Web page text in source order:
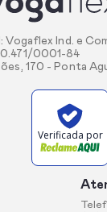
Vogaflex Ind. e
0001-84
170 - Ponta
Verificada por